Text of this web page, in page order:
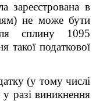
зареєстрована в
не може бути
сплину 1095
такої податкової
(у тому числі
разі виникнення